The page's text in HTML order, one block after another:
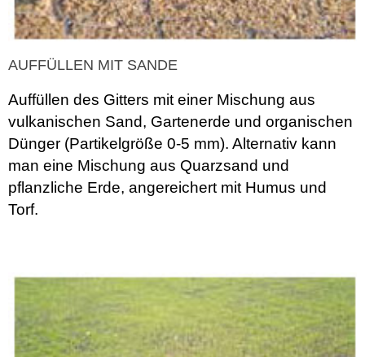
AUFFÜLLEN MIT SANDE
Auffüllen des Gitters mit einer Mischung aus
vulkanischen Sand, Gartenerde und organischen
Dünger (Partikelgröße 0-5 mm). Alternativ kann
man eine Mischung aus Quarzsand und
pflanzliche Erde, angereichert mit Humus und
Torf.